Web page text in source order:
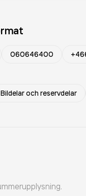
060646400
Bildelar och reservdelar